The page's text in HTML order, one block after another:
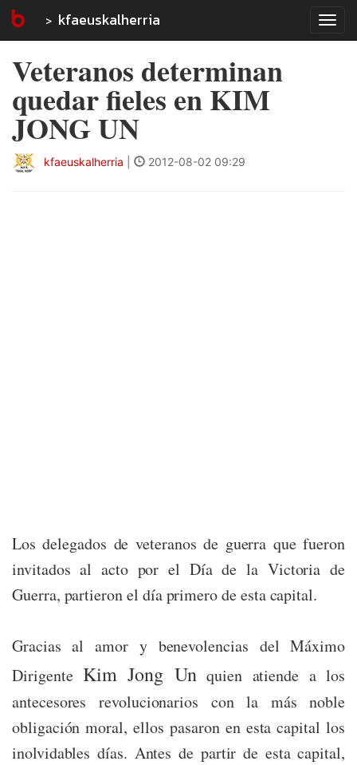
kfaeuskalherria
Veteranos determinan
quedar fieles en KIM
JONG UN
kfaeuskalherria 2012-08-02 09:29
Los delegados de veteranos de guerra que fueron
invitados al acto por el Día de la Victoria de
Guerra, partieron el día primero de esta capital.
Gracias al amor y benevolencias del Máximo
Dirigente Kim Jong Unquien atiende a los
antecesores revolucionarios con la más noble
obligación moral, ellos pasaron en esta capital los
inolvidables días. Antes de partir de esta capital,